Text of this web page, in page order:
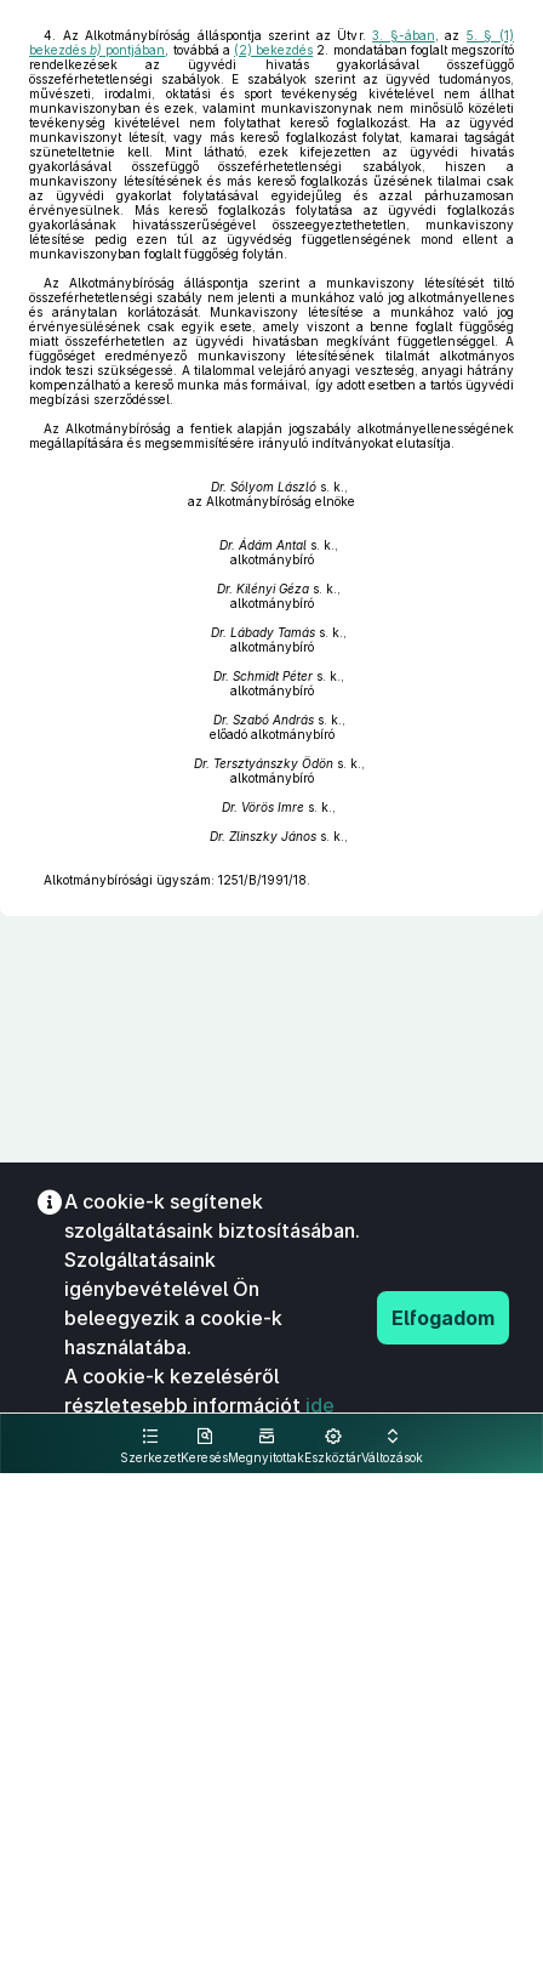
4. Az Alkotmánybíróság álláspontja szerint az Ütvr.3. §-ában , az 5. § (1)
bekezdésb) pontjában , továbbá a (2) bekezdés 2. mondatában foglalt megszorító
rendelkezések az ügyvédi hivatás gyakorlásával összefüggő
összeférhetetlenségi szabályok. E szabályok szerint az ügyvéd tudományos,
művészeti, irodalmi, oktatási és sport tevékenység kivételével nem állhat
munkaviszonyban és ezek, valamint munkaviszonynak nem minősülő közéleti
tevékenység kivételével nem folytathat kereső foglalkozást. Ha az ügyvéd
munkaviszonyt létesít, vagy más kereső foglalkozást folytat, kamarai tagságát
szüneteltetnie kell. Mint látható, ezek kifejezetten az ügyvédi hivatás
gyakorlásával összefüggő összeférhetetlenségi szabályok, hiszen a
munkaviszony létesítésének és más kereső foglalkozás űzésének tilalmai csak
az ügyvédi gyakorlat folytatásával egyidejűleg és azzal párhuzamosan
érvényesülnek. Más kereső foglalkozás folytatása az ügyvédi foglalkozás
gyakorlásának hivatásszerűségével összeegyeztethetetlen, munkaviszony
létesítése pedig ezen túl az ügyvédség függetlenségének mond ellent a
munkaviszonyban foglalt függőség folytán.
Az Alkotmánybíróság álláspontja szerint a munkaviszony létesítését tiltó
összeférhetetlenségi szabály nem jelenti a munkához való jog alkotmányellenes
és aránytalan korlátozását. Munkaviszony létesítése a munkához való jog
érvényesülésének csak egyik esete, amely viszont a benne foglalt függőség
miatt összeférhetetlen az ügyvédi hivatásban megkívánt függetlenséggel. A
függőséget eredményező munkaviszony létesítésének tilalmát alkotmányos
indok teszi szükségessé. A tilalommal velejáró anyagi veszteség, anyagi hátrány
kompenzálható a kereső munka más formáival, így adott esetben a tartós ügyvédi
megbízási szerződéssel.
Az Alkotmánybíróság a fentiek alapján jogszabály alkotmányellenességének
megállapítására és megsemmisítésére irányuló indítványokat elutasítja.
Dr. Sólyom Lászlós. k.,
az Alkotmánybíróság elnöke
Dr. Ádám Antal s. k.,
alkotmánybíró
Dr. Kilényi Géza s. k.,
alkotmánybíró
Dr. Lábady Tamás s. k.,
alkotmánybíró
Dr. Schmidt Péter s. k.,
alkotmánybíró
Dr. Szabó Andráss. k.,
előadó alkotmánybíró
Dr. Tersztyánszky Ödöns. k.,
alkotmánybíró
Dr. Vörös Imre s. k.,
Dr. Zlinszky János s. k.,
Alkotmánybírósági ügyszám: 1251/B/1991/18.
SzerkezetKeresésMegnyitottakEszköztárVáltozások
A cookie-k segítenek
szolgáltatásaink biztosításában.
Szolgáltatásaink
igénybevételével Ön
beleegyezik a cookie-k
használatába.
A cookie-k kezeléséről
részletesebb információt ide
kattintva olvashat.
Elfogadom